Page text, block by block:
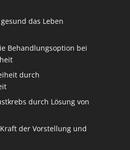
das Leben
Behandlungsoption bei
durch
durch Lösung von
der Vorstellung und